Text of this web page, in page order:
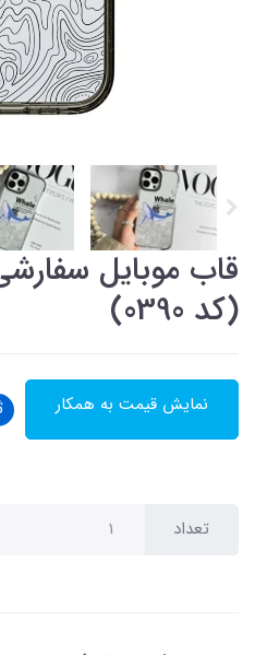
(کد 0390)
نمایش قیمت به همکار
تعداد